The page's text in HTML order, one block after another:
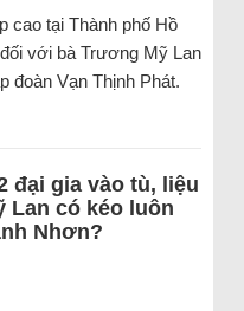
cao tại Thành phố Hồ
với bà Trương Mỹ Lan
đoàn Vạn Thịnh Phát.
đại gia vào tù, liệu
Lan có kéo luôn
Nhơn?